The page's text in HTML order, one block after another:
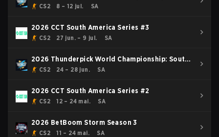
American Series #2
CS2 8 – 12 jul. SA
2026 CCT South America Series #3
CS2 27 jun. – 9 jul. SA
2026 Thunderpick World Championship: South
American Series #1
CS2 24 – 28 jun. SA
2026 CCT South America Series #2
CS2 12 – 24 mai. SA
2026 BetBoom Storm Season 3
CS2 11 – 24 mai. SA